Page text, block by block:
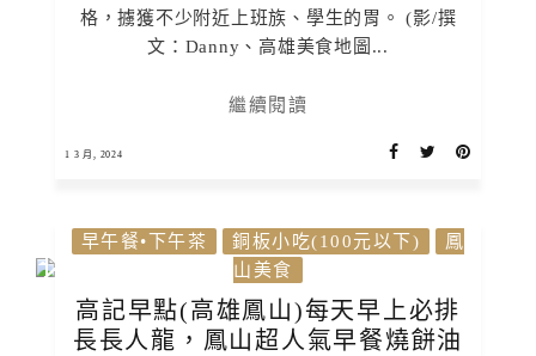
格，擄獲不少附近上班族、學生的胃。 (影/撰
文：Danny、高雄美食地圖...
繼續閱讀
1 3 月, 2024
早午餐•下午茶 銅板小吃(100元以下)
鳳
山美食
高記早點(高雄鳳山)每天早上必排
長長人龍，鳳山超人氣早餐燒餅油